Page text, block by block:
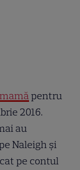
pentru
2016.
au
Naleigh și
pe contul